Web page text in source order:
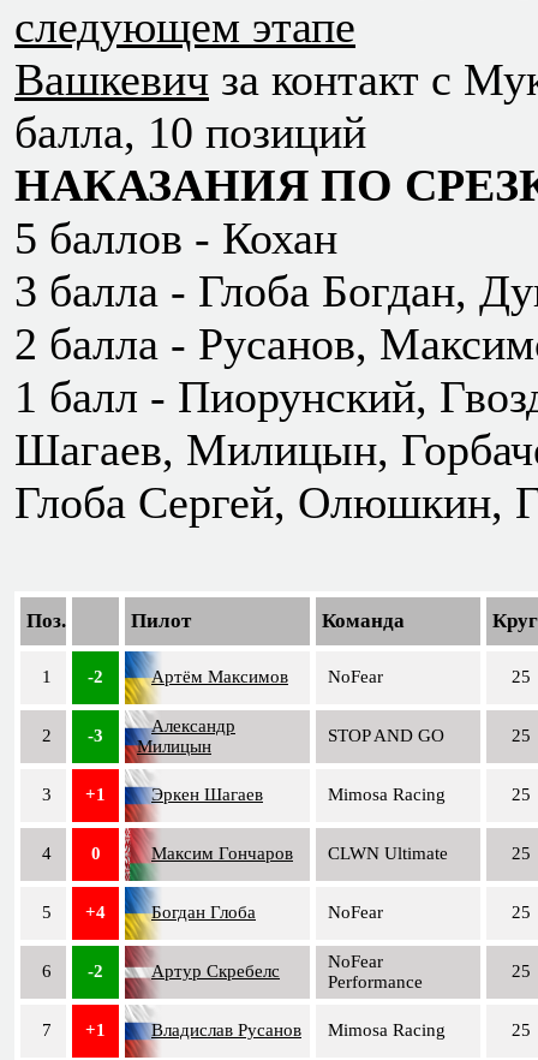
следующем этапе
Вашкевич за контакт с
балла, 10 позиций
НАКАЗАНИЯ ПО
5 баллов - Кохан
3 балла - Глоба Богдан,
2 балла - Русанов,
1 балл - Пиорунский,
Шагаев, Милицын,
Глоба Сергей, Олюшкин,
Поз. Пилот Команда
1 -2 Артём Максимов NoFear 25
2 -3
Александр
Милицын
STOP AND GO 25
3 +1 Эркен Шагаев Mimosa Racing 25
4 0 Максим Гончаров CLWN Ultimate 25
5 +4 Богдан Глоба NoFear 25
6 -2 Артур Скребелс
NoFear
Performance
25
7 +1 Владислав Русанов Mimosa Racing 25